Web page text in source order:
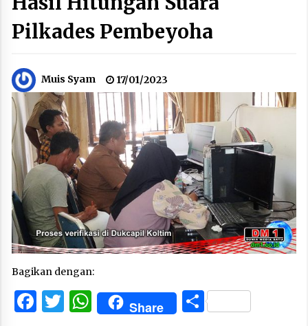
Pilkades Pembeyoha
Muis Syam 17/01/2023
Bagikan dengan:
Facebook
Twitter
WhatsApp
Share Share